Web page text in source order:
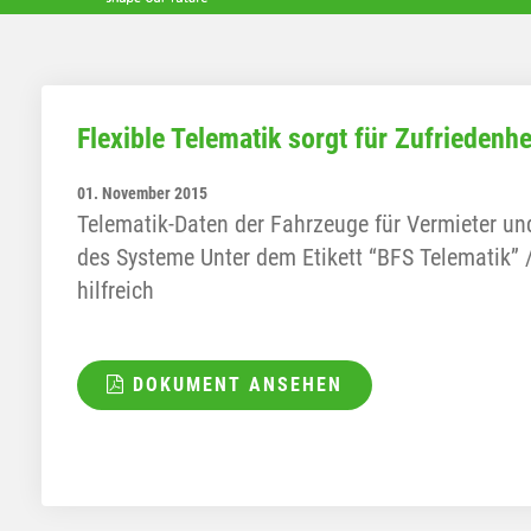
Flexible Telematik sorgt für
01. November 2015
Telematik-Daten der Fahrzeuge für Vermieter
des Systeme Unter dem Etikett “BFS
hilfreich
DOKUMENT ANSEHEN